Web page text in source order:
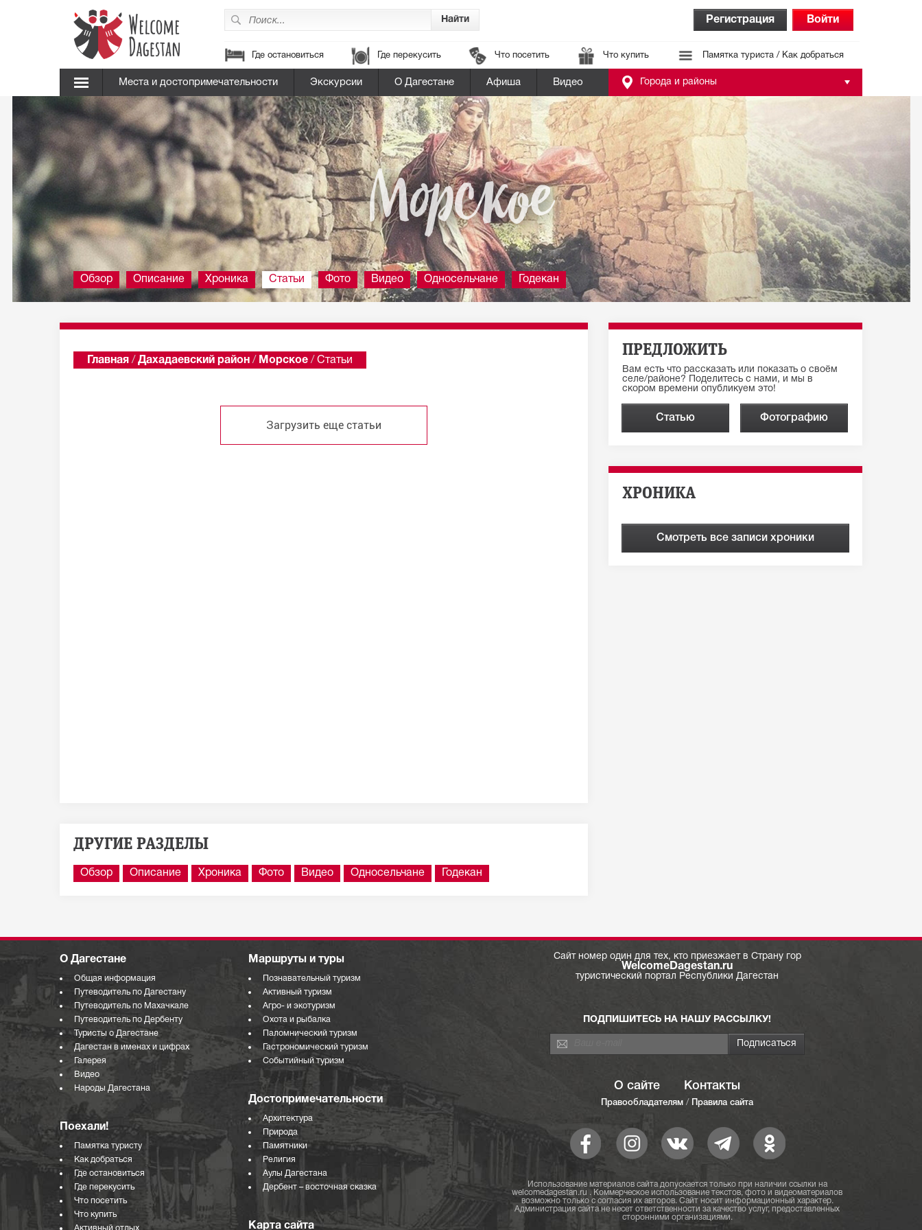
Регистрация Войти
Где остановиться Где перекусить Что посетить Что купить Памятка туриста / Как добраться
Места и достопримечательности Экскурсии О Дагестане Афиша Видео Города и районы
Морское
Обзор Описание Хроника Статьи Фото Видео Односельчане Годекан
Главная / Дахадаевский район / Морское / Статьи
Загрузить еще статьи
ДРУГИЕ РАЗДЕЛЫ
Обзор Описание Хроника Фото Видео Односельчане Годекан
ПРЕДЛОЖИТЬ
Вам есть что рассказать или показать о своём
селе/районе? Поделитесь с нами, и мы в
скором времени опубликуем это!
Статью Фотографию
ХРОНИКА
Смотреть все записи хроники
О Дагестане
Общая информация
Путеводитель по Дагестану
Путеводитель по Махачкале
Путеводитель по Дербенту
Туристы о Дагестане
Дагестан в именах и цифрах
Галерея
Видео
Народы Дагестана
Поехали!
Памятка туристу
Как добраться
Где остановиться
Где перекусить
Что посетить
Что купить
Активный отдых
Маршруты и туры
Познавательный туризм
Активный туризм
Агро- и экотуризм
Охота и рыбалка
Паломнический туризм
Гастрономический туризм
Событийный туризм
Достопримечательности
Архитектура
Природа
Памятники
Религия
Аулы Дагестана
Дербент – восточная сказка
Карта сайта
Сайт номер один для тех, кто приезжает в Страну гор
WelcomeDagestan.ru
туристический портал Республики Дагестан
ПОДПИШИТЕСЬ НА НАШУ РАССЫЛКУ!
О сайте Контакты
Правообладателям / Правила сайта
Использование материалов сайта допускается только при наличии ссылки на
welcomedagestan.ru . Коммерческое использование текстов, фото и видеоматериалов
возможно только с согласия их авторов. Сайт носит информационный характер.
Администрация сайта не несет ответственности за качество услуг, предоставленных
сторонними организациями.